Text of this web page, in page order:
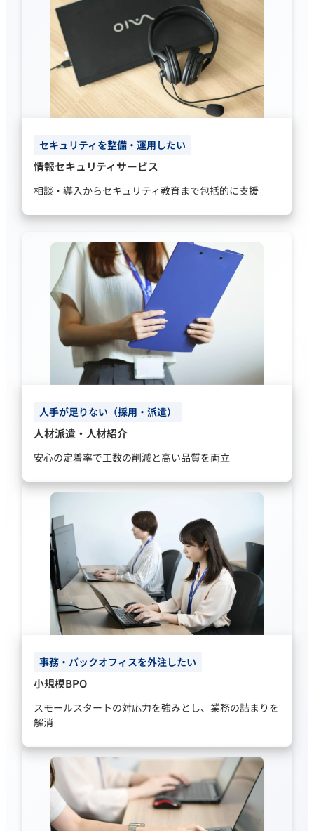
セキュリティを整備・運用したい
情報セキュリティサービス
相談・導入からセキュリティ教育まで包括的に支援
人手が足りない（採用・派遣）
人材派遣・人材紹介
安心の定着率で工数の削減と高い品質を両立
事務・バックオフィスを外注したい
小規模BPO
スモールスタートの対応力を強みとし、業務の詰まりを
解消